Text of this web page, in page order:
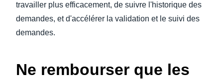
travailler plus efficacement, de suivre l'historique des
demandes, et d'accélérer la validation et le suivi des
demandes.
Ne rembourser que les